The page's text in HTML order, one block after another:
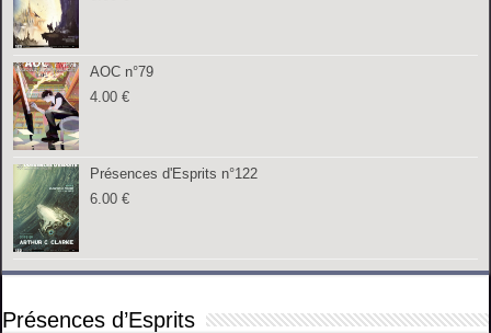
AOC n°79
4.00€
Présences d'Esprits n°122
6.00€
Présences d’Esprits